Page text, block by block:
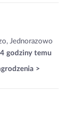
Jednorazowo
4 godziny temu
>